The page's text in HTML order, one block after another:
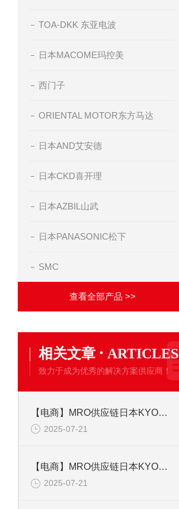
TOA-DKK 东亚电波
日本MACOME玛控美
西门子
ORIENTAL MOTOR东方马达
日本AND艾安德
日本CKD喜开理
日本AZBIL山武
日本PANASONIC松下
SMC
查看全部产品 >>
相关文章 · ARTICLES
致力于成为优秀的解决方案供应商！
【电商】MRO供应链日本KYOWA共和 应变片 KFGS-1-350-C1-23L5M3R
2025-07-21
【电商】MRO供应链日本KYOWA共和 应变片 KFGS-1-120-D16-11L5M3S
2025-07-21